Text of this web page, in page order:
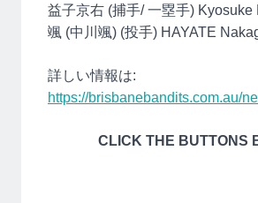
益子京右 (捕手/ 一塁手) Kyosuke
颯 (中川颯) (投手) HAYATE
詳しい情報は:
https://brisbanebandits.com.au/
CLICK THE BUTTONS